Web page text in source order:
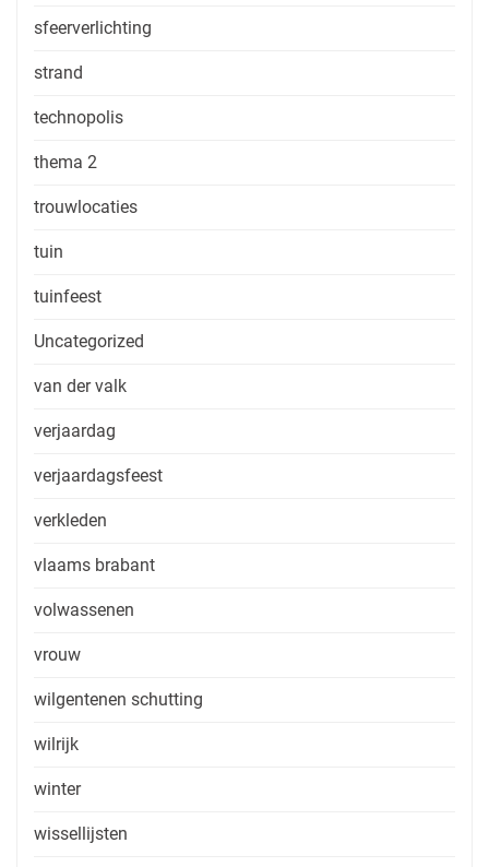
sfeerverlichting
strand
technopolis
thema 2
trouwlocaties
tuin
tuinfeest
Uncategorized
van der valk
verjaardag
verjaardagsfeest
verkleden
vlaams brabant
volwassenen
vrouw
wilgentenen schutting
wilrijk
winter
wissellijsten